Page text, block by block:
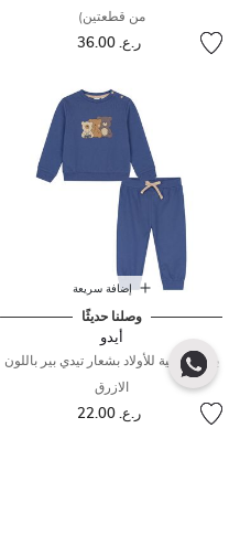
من قطعتين)
ر.ع. 36.00
إضافة سريعة
وصلنا حديثًا
أيدو
بدلة رياضية للأولاد بشعار تيدي بير باللون
الازرق
ر.ع. 22.00